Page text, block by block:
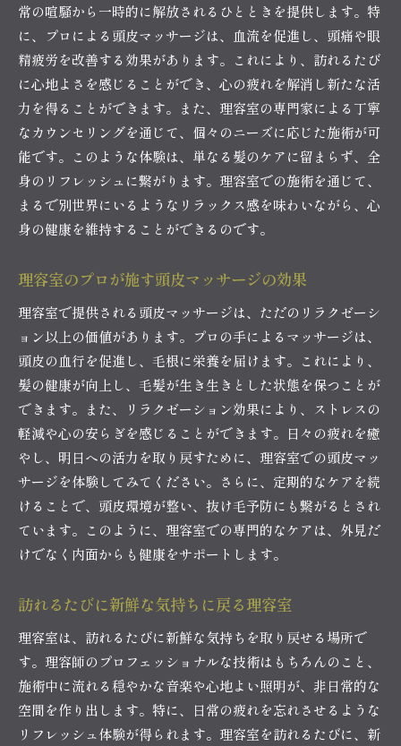
常の喧騒から一時的に解放されるひとときを提供します。特
に、プロによる頭皮マッサージは、血流を促進し、頭痛や眼
精疲労を改善する効果があります。これにより、訪れるたび
に心地よさを感じることができ、心の疲れを解消し新たな活
力を得ることができます。また、理容室の専門家による丁寧
なカウンセリングを通じて、個々のニーズに応じた施術が可
能です。このような体験は、単なる髪のケアに留まらず、全
身のリフレッシュに繋がります。理容室での施術を通じて、
まるで別世界にいるようなリラックス感を味わいながら、心
身の健康を維持することができるのです。
理容室のプロが施す頭皮マッサージの効果
理容室で提供される頭皮マッサージは、ただのリラクゼーシ
ョン以上の価値があります。プロの手によるマッサージは、
頭皮の血行を促進し、毛根に栄養を届けます。これにより、
髪の健康が向上し、毛髪が生き生きとした状態を保つことが
できます。また、リラクゼーション効果により、ストレスの
軽減や心の安らぎを感じることができます。日々の疲れを癒
やし、明日への活力を取り戻すために、理容室での頭皮マッ
サージを体験してみてください。さらに、定期的なケアを続
けることで、頭皮環境が整い、抜け毛予防にも繋がるとされ
ています。このように、理容室での専門的なケアは、外見だ
けでなく内面からも健康をサポートします。
訪れるたびに新鮮な気持ちに戻る理容室
理容室は、訪れるたびに新鮮な気持ちを取り戻せる場所で
す。理容師のプロフェッショナルな技術はもちろんのこと、
施術中に流れる穏やかな音楽や心地よい照明が、非日常的な
空間を作り出します。特に、日常の疲れを忘れさせるような
リフレッシュ体験が得られます。理容室を訪れるたびに、新